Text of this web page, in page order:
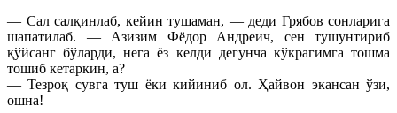
— Сал салқинлаб, кейин тушаман, — деди Грябов сонларига
шапатилаб. — Азизим Фёдор Андреич, сен тушунтириб
қўйсанг бўларди, нега ёз келди дегунча кўкрагимга тошма
тошиб кетаркин, а?
— Тезроқ сувга туш ёки кийиниб ол. Ҳайвон экансан ўзи,
ошна!